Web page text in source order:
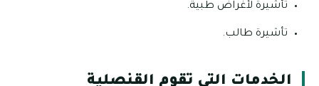
تأشيرة لأغراض طبية.
تأشيرة طالب.
الخدمات التي تقوم القنصلية